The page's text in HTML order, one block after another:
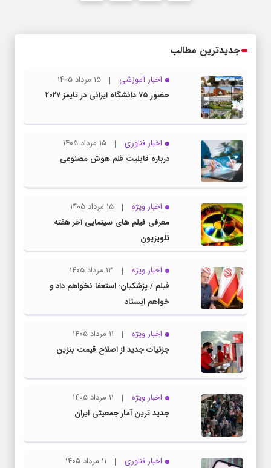
جدیدترین مطالب
اخبار آموزشی
۱۵ مرداد ۱۴۰۵
حضور ۷۵ دانشگاه ایرانی در تایمز ۲۰۲۷
اخبار فناوری
۱۵ مرداد ۱۴۰۵
درباره قابلیت قلم هوش مصنوعی
اخبار ویژه
۱۵ مرداد ۱۴۰۵
معرفی فیلم های سینمایی آخر هفته
تلویزیون
اخبار ویژه
۱۳ مرداد ۱۴۰۵
فیلم / پزشکیان: استعفا نخواهم داد و
خواهم ایستاد
اخبار ویژه
۱۱ مرداد ۱۴۰۵
جزئیات جدید از اصلاح قیمت بنزین
اخبار ویژه
۱۱ مرداد ۱۴۰۵
جدید ترین آمار جمعیتی ایران
اخبار فناوری
۱۱ مرداد ۱۴۰۵